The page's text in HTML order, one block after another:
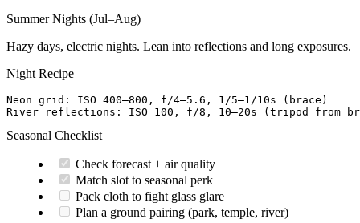
Summer Nights (Jul–Aug)
Hazy days, electric nights. Lean into reflections and long exposures.
Night Recipe
Neon grid: ISO 400–800, f/4–5.6, 1/5–1/10s (brace)
Seasonal Checklist
Check forecast + air quality
Match slot to seasonal perk
Pack cloth to fight glass glare
Plan a ground pairing (park, temple, river)